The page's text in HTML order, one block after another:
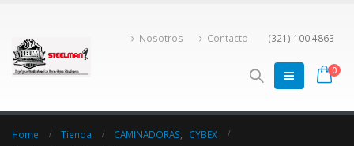
Nosotros Contacto (321) 100 4863
0
Home Tienda CAMINADORAS
CYBEX